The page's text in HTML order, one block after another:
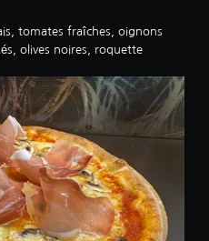
tomates fraîches, oignons
olives noires, roquette